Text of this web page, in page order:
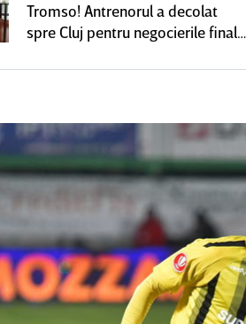
Tromso! Antrenorul a decolat
spre Cluj pentru negocierile finale